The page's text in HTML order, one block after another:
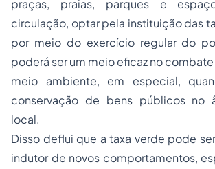
praças, praias, parques e
circulação, optar pela instituição das
por meio do exercício regular do
poderá ser um meio eficaz no
meio ambiente, em especial,
conservação de bens públicos no
local.
Disso deflui que a taxa verde pode
indutor de novos comportamentos,